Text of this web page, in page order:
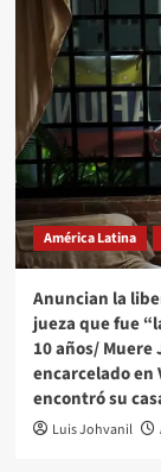
América Latina
Anuncian la
jueza que fue
10 años/
encarcelado en
encontró su
Luis Johvanil